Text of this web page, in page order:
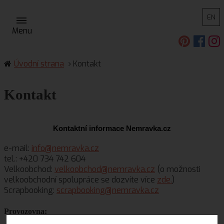
EN
Menu
Úvodní strana Kontakt
Kontakt
Kontaktní informace Nemravka.cz
e-mail: info@nemravka.cz
tel.: +420 734 742 604
Velkoobchod: velkoobchod@nemravka.cz (o možnosti
velkoobchodní spolupráce se dozvíte více zde.)
Scrapbooking: scrapbooking@nemravka.cz
Provozovna: